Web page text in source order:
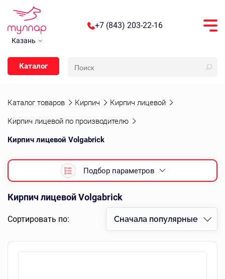
Казань
+7 (843) 203-22-16
Каталог
Каталог товаров Кирпич Кирпич лицевой
Кирпич лицевой по производителю
Кирпич лицевой Volgabrick
Подбор параметров
Кирпич лицевой Volgabrick
Сортировать по: Сначала популярные